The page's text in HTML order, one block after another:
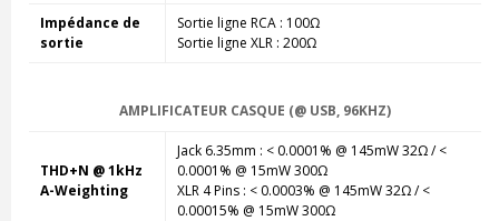
Impédance de
sortie
Sortie ligne RCA : 100Ω
Sortie ligne XLR : 200Ω
AMPLIFICATEUR CASQUE (@ USB, 96KHZ)
THD+N @ 1kHz
A-Weighting
Jack 6.35mm : < 0.0001% @ 145mW 32Ω / <
0.0001% @ 15mW 300Ω
XLR 4 Pins : < 0.0003% @ 145mW 32Ω / <
0.00015% @ 15mW 300Ω